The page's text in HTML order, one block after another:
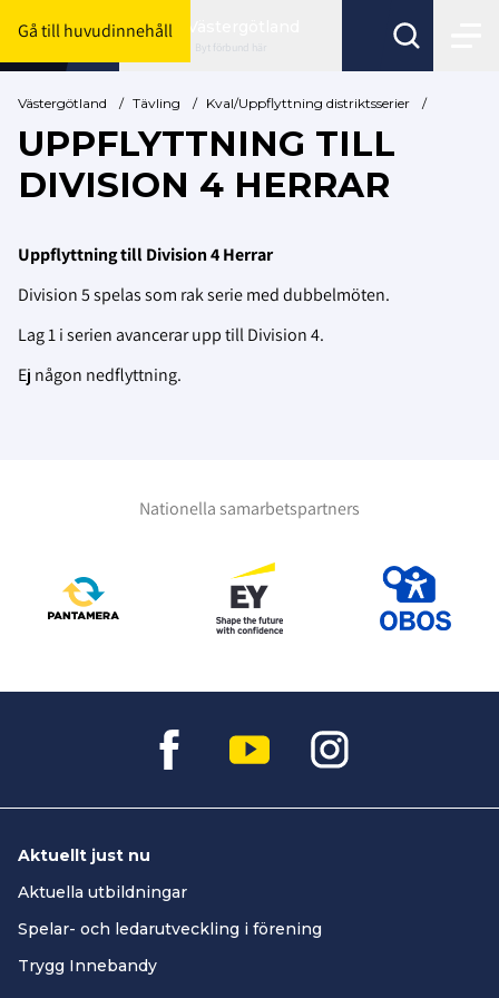
Gå till huvudinnehåll
Byt förbund här
Västergötland / Tävling / Kval/Uppflyttning distriktsserier /
UPPFLYTTNING TILL
DIVISION 4 HERRAR
Uppflyttning till Division 4 Herrar
Division 5 spelas som rak serie med dubbelmöten.
Lag 1 i serien avancerar upp till Division 4.
Ej någon nedflyttning.
Nationella samarbetspartners
Aktuellt just nu
Aktuella utbildningar
Spelar- och ledarutveckling i förening
Trygg Innebandy